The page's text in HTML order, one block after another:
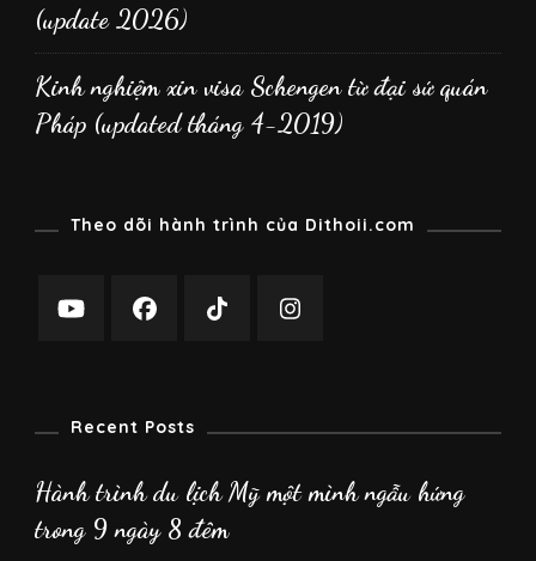
(update 2026)
Kinh nghiệm xin visa Schengen từ đại sứ quán
Pháp (updated tháng 4-2019)
Theo dõi hành trình của Dithoii.com
Recent Posts
Hành trình du lịch Mỹ một mình ngẫu hứng
trong 9 ngày 8 đêm